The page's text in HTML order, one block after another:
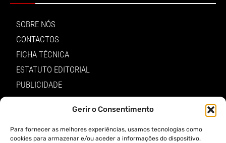
Gerir o Consentimento
Para fornecer as melhores experiências, usamos tecnologias como
cookies para armazenar e/ou aceder a informações do dispositivo.
SOBRE NÓS
CONTACTOS
FICHA TÉCNICA
ESTATUTO EDITORIAL
PUBLICIDADE
LOJA